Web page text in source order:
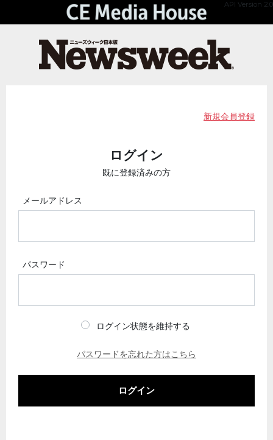
API Version 2.0
新規会員登録
ログイン
既に登録済みの方
メールアドレス
パスワード
ログイン状態を維持する
パスワードを忘れた方はこちら
ログイン